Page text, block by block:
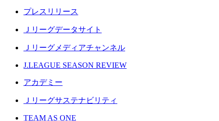
プレスリリース
Ｊリーグデータサイト
Ｊリーグメディアチャンネル
J.LEAGUE SEASON REVIEW
アカデミー
Ｊリーグサステナビリティ
TEAM AS ONE